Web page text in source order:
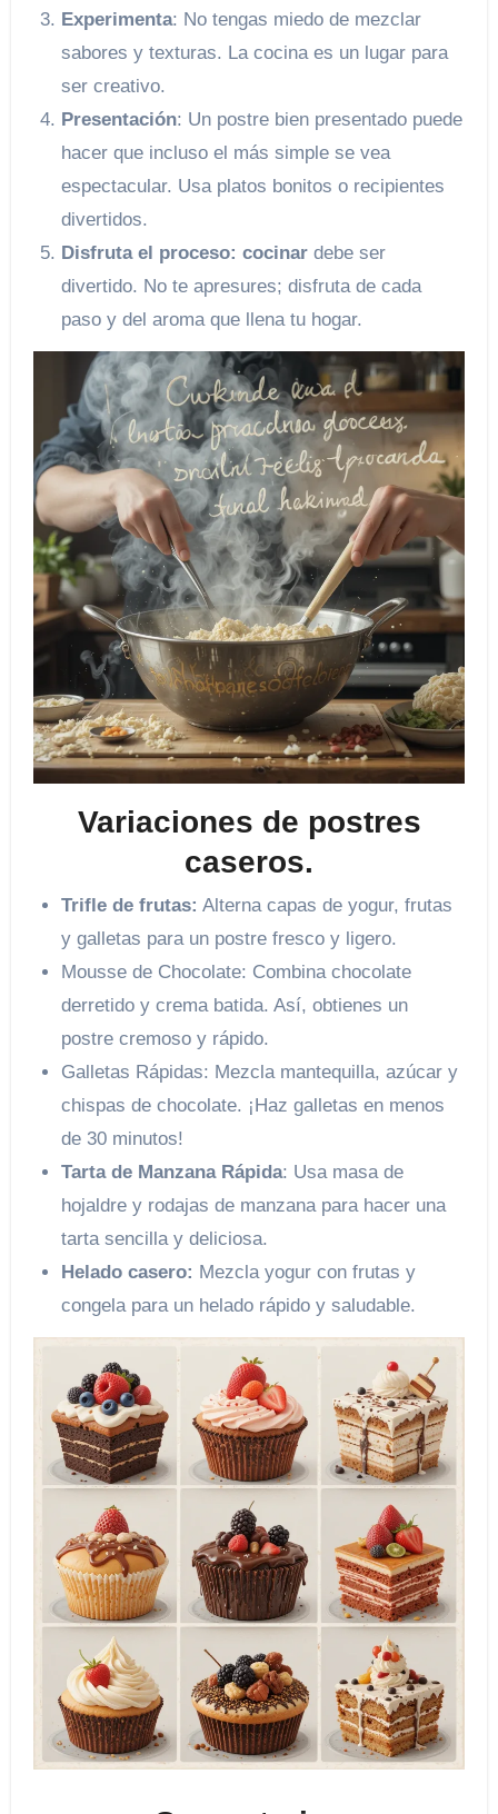
Experimenta: No tengas miedo de mezclar
sabores y texturas. La cocina es un lugar para
ser creativo.
Presentación: Un postre bien presentado puede
hacer que incluso el más simple se vea
espectacular. Usa platos bonitos o recipientes
divertidos.
Disfruta el proceso: cocinar debe ser
divertido. No te apresures; disfruta de cada
paso y del aroma que llena tu hogar.
Variaciones de postres
caseros.
Trifle de frutas: Alterna capas de yogur, frutas
y galletas para un postre fresco y ligero.
Mousse de Chocolate: Combina chocolate
derretido y crema batida. Así, obtienes un
postre cremoso y rápido.
Galletas Rápidas: Mezcla mantequilla, azúcar y
chispas de chocolate. ¡Haz galletas en menos
de 30 minutos!
Tarta de Manzana Rápida: Usa masa de
hojaldre y rodajas de manzana para hacer una
tarta sencilla y deliciosa.
Helado casero: Mezcla yogur con frutas y
congela para un helado rápido y saludable.